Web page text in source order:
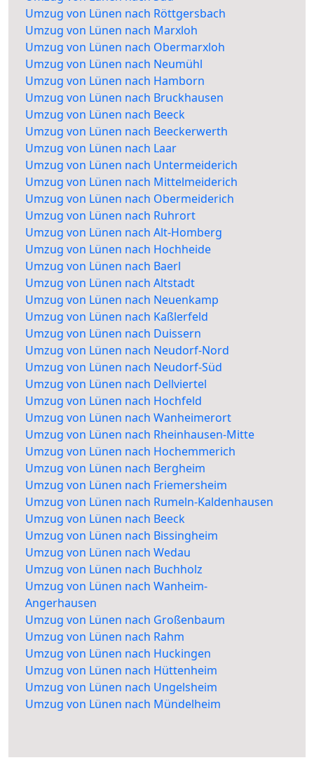
Umzug von Lünen nach Röttgersbach
Umzug von Lünen nach Marxloh
Umzug von Lünen nach Obermarxloh
Umzug von Lünen nach Neumühl
Umzug von Lünen nach Hamborn
Umzug von Lünen nach Bruckhausen
Umzug von Lünen nach Beeck
Umzug von Lünen nach Beeckerwerth
Umzug von Lünen nach Laar
Umzug von Lünen nach Untermeiderich
Umzug von Lünen nach Mittelmeiderich
Umzug von Lünen nach Obermeiderich
Umzug von Lünen nach Ruhrort
Umzug von Lünen nach Alt-Homberg
Umzug von Lünen nach Hochheide
Umzug von Lünen nach Baerl
Umzug von Lünen nach Altstadt
Umzug von Lünen nach Neuenkamp
Umzug von Lünen nach Kaßlerfeld
Umzug von Lünen nach Duissern
Umzug von Lünen nach Neudorf-Nord
Umzug von Lünen nach Neudorf-Süd
Umzug von Lünen nach Dellviertel
Umzug von Lünen nach Hochfeld
Umzug von Lünen nach Wanheimerort
Umzug von Lünen nach Rheinhausen-Mitte
Umzug von Lünen nach Hochemmerich
Umzug von Lünen nach Bergheim
Umzug von Lünen nach Friemersheim
Umzug von Lünen nach Rumeln-Kaldenhausen
Umzug von Lünen nach Beeck
Umzug von Lünen nach Bissingheim
Umzug von Lünen nach Wedau
Umzug von Lünen nach Buchholz
Umzug von Lünen nach Wanheim-
Angerhausen
Umzug von Lünen nach Großenbaum
Umzug von Lünen nach Rahm
Umzug von Lünen nach Huckingen
Umzug von Lünen nach Hüttenheim
Umzug von Lünen nach Ungelsheim
Umzug von Lünen nach Mündelheim